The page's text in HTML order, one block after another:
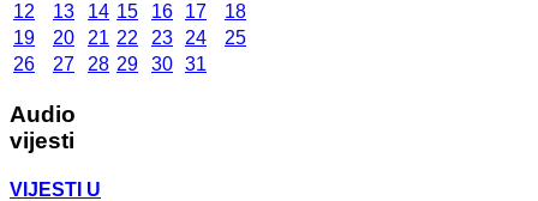
12
13 14 15 16 17
18
19
20 21 22 23 24
25
26
27 28 29 30 31
Audio
vijesti
VIJESTI U